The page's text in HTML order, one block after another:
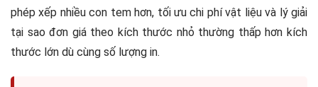
phép xếp nhiều con tem hơn, tối ưu chi phí vật liệu và lý giải
tại sao đơn giá theo kích thước nhỏ thường thấp hơn kích
thước lớn dù cùng số lượng in.